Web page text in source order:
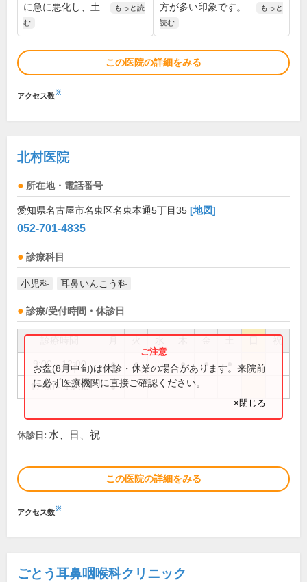
に急に悪化し、土...
もっと読
む
方が多い印象です。...
もっと
読む
この医院の詳細をみる
アクセス数※
北村医院
所在地・電話番号
愛知県名古屋市名東区名東本通5丁目35 [地図]
052-701-4835
診療科目
小児科 耳鼻いんこう科
診療/受付時間・休診日
祝
9:00～12:00 ● ● ● ●
17:00～19:00 ●
お盆(8月中旬)は休診・休業の場合があります。来院前
に必ず医療機関に直接ご確認ください。
×閉じる
休診日: 水、日、祝
この医院の詳細をみる
アクセス数※
ごとう耳鼻咽喉科クリニック